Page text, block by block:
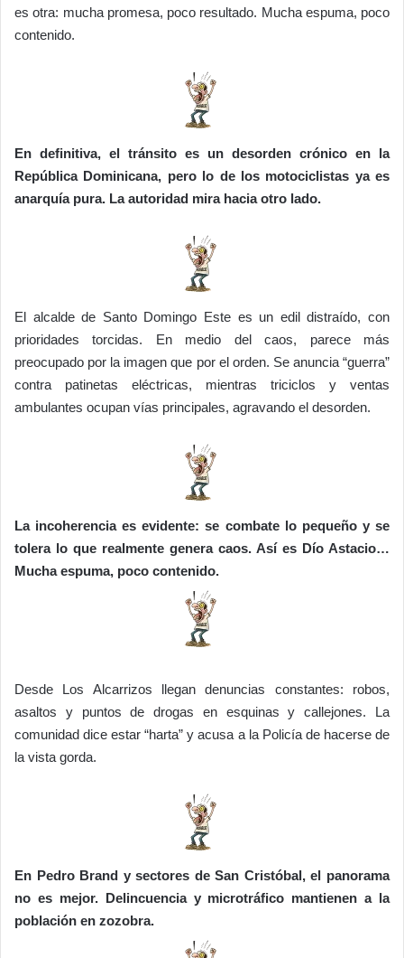
es otra: mucha promesa, poco resultado. Mucha espuma, poco
contenido.
En definitiva, el tránsito es un desorden crónico en la
República Dominicana, pero lo de los motociclistas ya es
anarquía pura. La autoridad mira hacia otro lado.
El alcalde de Santo Domingo Este es un edil distraído, con
prioridades torcidas. En medio del caos, parece más
preocupado por la imagen que por el orden. Se anuncia “guerra”
contra patinetas eléctricas, mientras triciclos y ventas
ambulantes ocupan vías principales, agravando el desorden.
La incoherencia es evidente: se combate lo pequeño y se
tolera lo que realmente genera caos. Así es Dío Astacio…
Mucha espuma, poco contenido.
Desde Los Alcarrizos llegan denuncias constantes: robos,
asaltos y puntos de drogas en esquinas y callejones. La
comunidad dice estar “harta” y acusa a la Policía de hacerse de
la vista gorda.
En Pedro Brand y sectores de San Cristóbal, el panorama
no es mejor. Delincuencia y microtráfico mantienen a la
población en zozobra.